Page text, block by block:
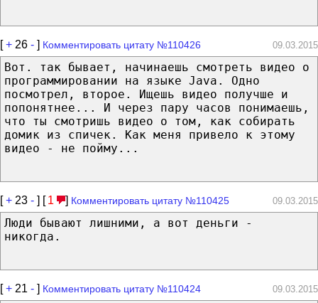
[+ 26 - ] Комментировать цитату №110426 09.03.2015
Вот. так бывает, начинаешь смотреть видео о
программировании на языке Java. Одно
посмотрел, второе. Ищешь видео получше и
попонятнее... И через пару часов понимаешь,
что ты смотришь видео о том, как собирать
домик из спичек. Как меня привело к этому
видео - не пойму...
[+ 23 - ] [ 1 ] Комментировать цитату №110425 09.03.2015
Люди бывают лишними, а вот деньги -
никогда.
[+ 21 - ] Комментировать цитату №110424 09.03.2015